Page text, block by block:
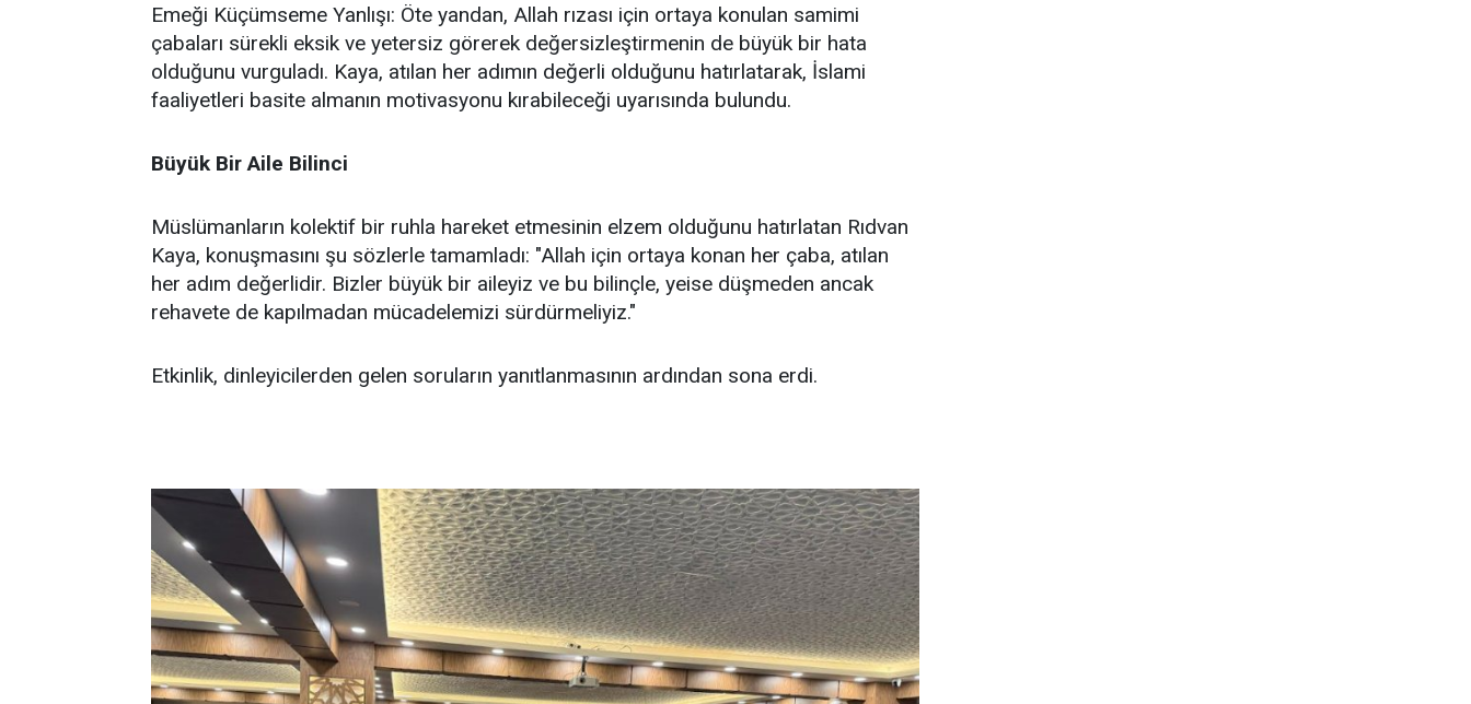
Emeği Küçümseme Yanlışı: Öte yandan, Allah rızası için ortaya konulan samimi
çabaları sürekli eksik ve yetersiz görerek değersizleştirmenin de büyük bir hata
olduğunu vurguladı. Kaya, atılan her adımın değerli olduğunu hatırlatarak, İslami
faaliyetleri basite almanın motivasyonu kırabileceği uyarısında bulundu.
Büyük Bir Aile Bilinci
Müslümanların kolektif bir ruhla hareket etmesinin elzem olduğunu hatırlatan Rıdvan
Kaya, konuşmasını şu sözlerle tamamladı: "Allah için ortaya konan her çaba, atılan
her adım değerlidir. Bizler büyük bir aileyiz ve bu bilinçle, yeise düşmeden ancak
rehavete de kapılmadan mücadelemizi sürdürmeliyiz."
Etkinlik, dinleyicilerden gelen soruların yanıtlanmasının ardından sona erdi.